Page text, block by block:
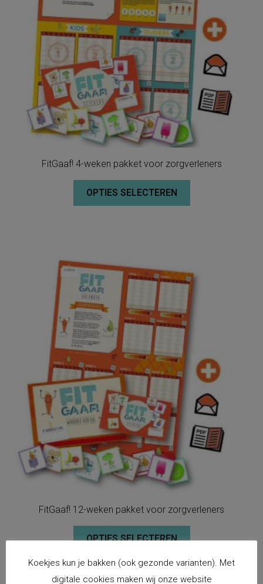
FitGaaf! 4-weken pakket voor zorgverleners
OPTIES SELECTEREN
FitGaaf! 12-weken pakket voor zorgverleners
OPTIES SELECTEREN
Koekjes kun je bakken (ook gezonde varianten). Met
digitale cookies maken wij onze website